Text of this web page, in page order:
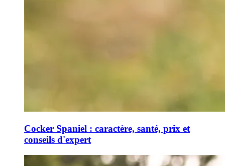
Cocker Spaniel : caractère, santé, prix et
conseils d'expert